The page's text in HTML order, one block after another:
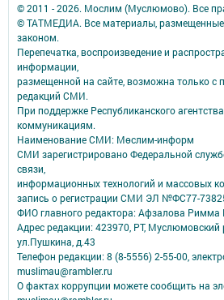
© 2011 - 2026. Мослим (Муслюмово). Все
© ТАТМЕДИА. Все материалы,
законом.
Перепечатка, воспроизведение и
информации,
размещенной на сайте, возможна только с
редакций СМИ.
При поддержке Республиканского
коммуникациям.
Наименование СМИ: Мөслим-информ
СМИ зарегистрировано Федеральной
связи,
информационных технологий и массовых
запись о регистрации СМИ ЭЛ №ФС77-
ФИО главного редактора: Афзалова
Адрес редакции: 423970, РТ,
ул.Пушкина, д.43
Телефон редакции: 8 (8-5556) 2-55-00,
muslimau@rambler.ru
О фактах коррупции можете сообщить на